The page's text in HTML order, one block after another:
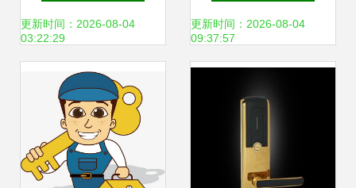
类锁具问题
更新时间：2026-08-04
03:22:29
要求与锁具服务指
南
更新时间：2026-08-04
09:37:57